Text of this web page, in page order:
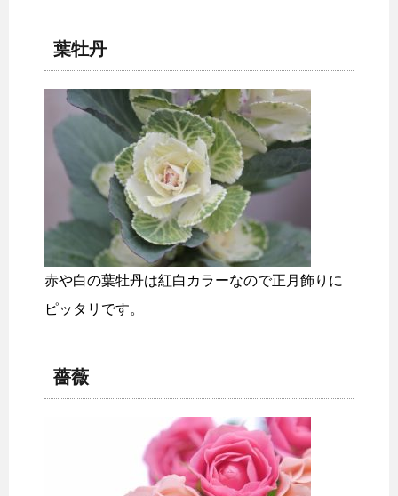
葉牡丹
赤や白の葉牡丹は紅白カラーなので正月飾りに
ピッタリです。
薔薇